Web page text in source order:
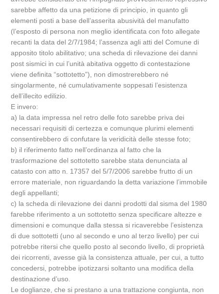
sarebbe affetto da una petizione di principio, in quanto gli
elementi posti a base dell’asserita abusività del manufatto
(l’esposto di persona non meglio identificata con foto allegate
recanti la data del 2/7/1984; l’assenza agli atti del Comune di
apposito titolo abilitativo; una scheda di rilevazione dei danni
post sismici in cui l’unità abitativa oggetto di contestazione
viene definita “sottotetto”), non dimostrerebbero né
singolarmente, né cumulativamente soppesati l’esistenza
dell’illecito edilizio.
E invero:
a) la data impressa nel retro delle foto sarebbe priva dei
necessari requisiti di certezza e comunque plurimi elementi
consentirebbero di confutare la veridicità delle stesse foto;
b) il riferimento fatto nell’ordinanza al fatto che la
trasformazione del sottotetto sarebbe stata denunciata al
catasto con atto n. 17357 del 5/7/2006 sarebbe frutto di un
errore materiale, non riguardando la detta variazione l’immobile
degli appellanti;
c) la scheda di rilevazione dei danni prodotti dal sisma del 1980
farebbe riferimento a un sottotetto senza specificare altezze e
dimensioni e comunque dalla stessa si ricaverebbe l’esistenza
di due sottotetti (uno al secondo e uno al terzo livello) per cui
potrebbe ritersi che quello posto al secondo livello, di proprietà
dei ricorrenti, avesse già la consistenza attuale, per cui, a tutto
concedersi, potrebbe ipotizzarsi soltanto una modifica della
destinazione d’uso.
Le doglianze, che si prestano a una trattazione congiunta, non